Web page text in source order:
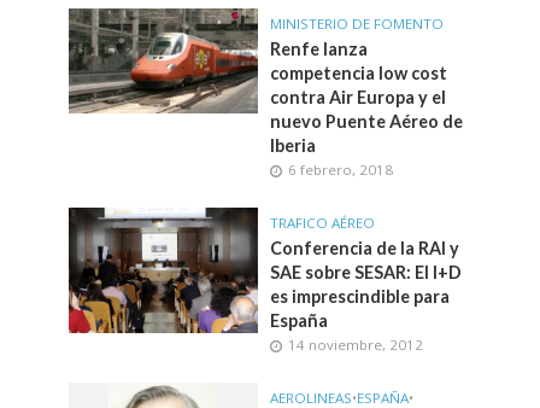
MINISTERIO DE FOMENTO
Renfe lanza
competencia low cost
contra Air Europa y el
nuevo Puente Aéreo de
Iberia
6 febrero, 2018
TRAFICO AÉREO
Conferencia de la RAI y
SAE sobre SESAR: El I+D
es imprescindible para
España
14 noviembre, 2012
AEROLINEAS•ESPAÑA•